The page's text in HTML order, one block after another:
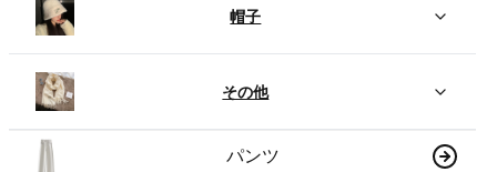
帽子
その他
パンツ